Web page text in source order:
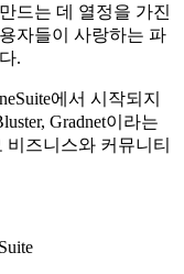
드는 데 열정을 가진
자들이 사랑하는 파
.
에서 시작되지
Gradnet이라는
즈니스와 커뮤니티